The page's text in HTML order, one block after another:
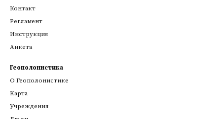
Контакт
Регламент
Инструкция
Анкета
Геополонистика
О Геополонистике
Kарта
Учреждения